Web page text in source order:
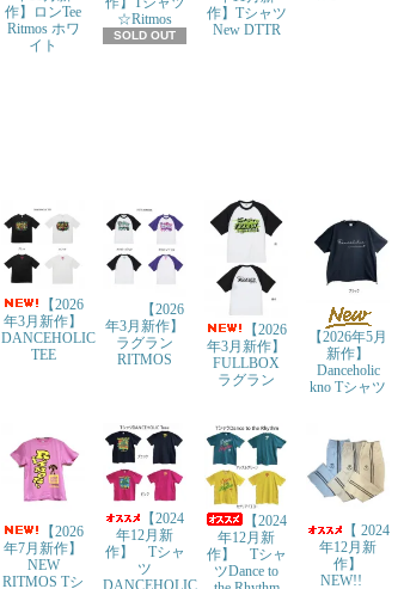
作】ロンTee
Ritmos ホワ
イト
☆Ritmos
SOLD OUT
作】Tシャツ
New DTTR
【2026
年3月新作】
DANCEHOLIC
TEE
【2026
年3月新作】
ラグラン
RITMOS
【2026
年3月新作】
FULLBOX
ラグラン
【2026年5月
新作】
Danceholic
kno Tシャツ
【2026
年7月新作】
NEW
RITMOS Tシ
【2024
年12月新
作】 Tシャ
ツ
DANCEHOLIC
【2024
年12月新
作】 Tシャ
ツDance to
【 2024
年12月新
作】
NEW!!